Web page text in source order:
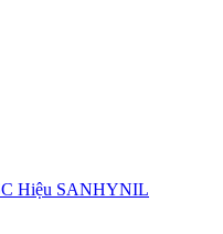
Hiệu SANHYNIL